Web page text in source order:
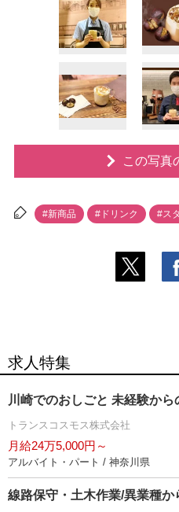
この写真
#新商品 #ドリンク #ス
求人特集
川崎でのおしごと 未経験から
トランスコスモス株式会社
月給24万5,000円～
アルバイト・パート / 神奈川県
線路保守・土木作業/異業種